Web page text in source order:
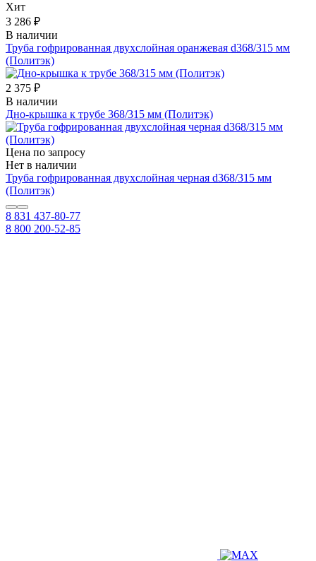
Хит
3 286 ₽
В наличии
Труба гофрированная двухслойная оранжевая d368/315 мм
(Политэк)
2 375 ₽
В наличии
Дно-крышка к трубе 368/315 мм (Политэк)
Цена по запросу
Нет в наличии
Труба гофрированная двухслойная черная d368/315 мм
(Политэк)
8 831 437-80-77
8 800 200-52-85